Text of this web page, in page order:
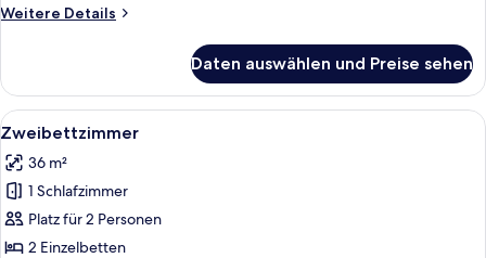
Weitere Details
Weitere
Zweibettzimmer
Daten auswählen und Preise sehen
Alle
Fotos
für
Zweibettzimmer
anzeigen
Ein modernes Badezimmer mit
7
Zweibettzimmer
36 m²
1 Schlafzimmer
Platz für 2 Personen
2 Einzelbetten